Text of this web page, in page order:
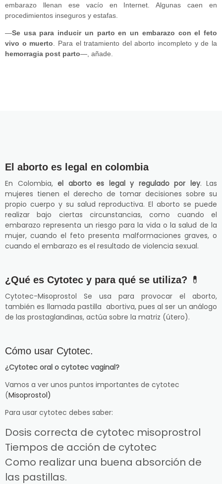
embarazo llenan ese vacío en Internet. Algunas caen en
procedimientos inseguros y estafas.
—Se usa para inducir un parto en un embarazo con el feto
vivo o muerto . Para el tratamiento del aborto incompleto y de la
hemorragia post parto—, añade.
El aborto es legal en colombia
En Colombia, el aborto es legal y regulado por ley. Las
mujeres tienen el derecho de tomar decisiones sobre su
propio cuerpo y su salud reproductiva. El aborto se puede
realizar bajo ciertas circunstancias, como cuando el
embarazo representa un riesgo para la vida o la salud de la
mujer, cuando el feto presenta malformaciones graves, o
cuando el embarazo es el resultado de violencia sexual.
¿Qué es Cytotec y para qué se utiliza? 💊
Cytotec-Misoprostol Se usa para provocar el aborto,
también es llamada pastilla abortiva, pues al ser un análogo
de las prostaglandinas, actúa sobre la matriz (útero).
Cómo usar Cytotec.
¿Cytotec oral o cytotec vaginal?
Vamos a ver unos puntos importantes de cytotec
(Misoprostol)
Para usar cytotec debes saber:
Dosis correcta de cytotec misoprostrol
Tiempos de acción de cytotec
Como realizar una buena absorción de
las pastillas.